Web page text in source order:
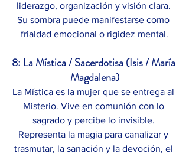
liderazgo, organización y visión clara.
Su sombra puede manifestarse como
frialdad emocional o rigidez mental.
8: La Mística / Sacerdotisa (Isis / María
Magdalena)
La Mística es la mujer que se entrega al
Misterio. Vive en comunión con lo
sagrado y percibe lo invisible.
Representa la magia para canalizar y
trasmutar, la sanación y la devoción, el